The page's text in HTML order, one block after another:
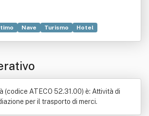
Nave Turismo
Hotel
(codice ATECO 52.31.00) è: Attività di
per il trasporto di merci.